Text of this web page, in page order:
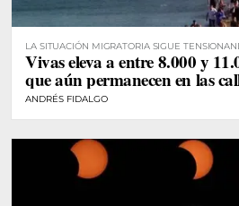
LA SITUACIÓN MIGRATORIA SIGUE
Vivas eleva a entre 8.000 y
que aún permanecen en las
ANDRÉS FIDALGO